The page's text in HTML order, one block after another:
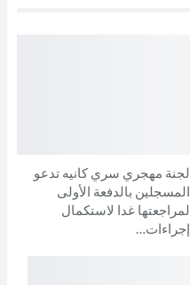
لجنة مهجري سري كانيه تدعو
المسجلين بالدفعة الأولى
لمراجعتها غدا لاستكمال
إجراءات…